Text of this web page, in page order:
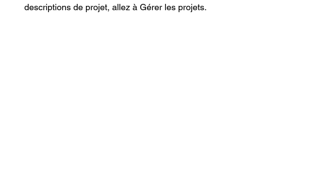
descriptions de projet, allez à Gérer les projets.